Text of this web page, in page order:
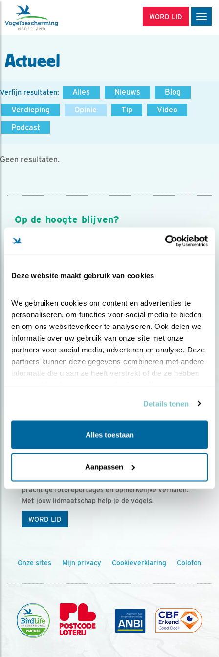
Deze website maakt gebruik van cookies
We gebruiken cookies om content en advertenties te
personaliseren, om functies voor social media te bieden
en om ons websiteverkeer te analyseren. Ook delen we
informatie over uw gebruik van onze site met onze
partners voor social media, adverteren en analyse. Deze
partners kunnen deze gegevens combineren met andere
informatie die u aan ze heeft verstrekt of die ze hebben
Details tonen
Alles toestaan
Aanpassen
WORD LID
Actueel
Verfijn resultaten: Alles Nieuws
Blog
Verdieping
Opinie Tip
Video
Podcast
Geen resultaten.
Op de hoogte blijven?
Meld je aan en ontvang nieuws, inspiratie, acties en tips
over vogels en activiteiten van Vogelbescherming.
Ontvang 5 x Vogels voor € 36,00 per jaar
Vogels is het tijdschrift voor onze leden, met
prachtige fotoreportages en opmerkelijke verhalen.
Met jouw lidmaatschap help je de vogels.
WORD LID
Onze sites Mijn privacy Cookieverklaring Colofon